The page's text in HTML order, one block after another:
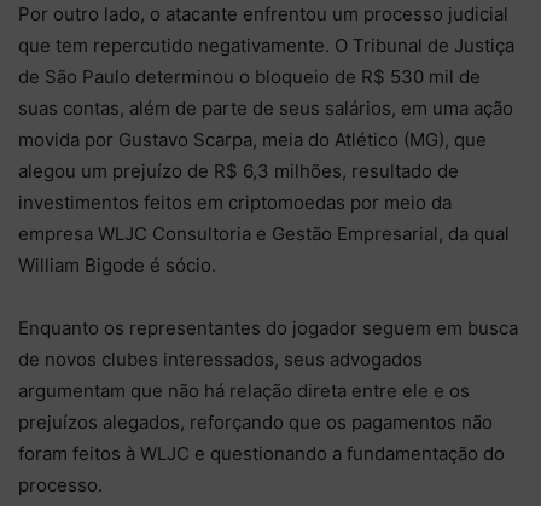
Por outro lado, o atacante enfrentou um processo judicial
que tem repercutido negativamente. O Tribunal de Justiça
de São Paulo determinou o bloqueio de R$ 530 mil de
suas contas, além de parte de seus salários, em uma ação
movida por Gustavo Scarpa, meia do Atlético (MG), que
alegou um prejuízo de R$ 6,3 milhões, resultado de
investimentos feitos em criptomoedas por meio da
empresa WLJC Consultoria e Gestão Empresarial, da qual
William Bigode é sócio.
Enquanto os representantes do jogador seguem em busca
de novos clubes interessados, seus advogados
argumentam que não há relação direta entre ele e os
prejuízos alegados, reforçando que os pagamentos não
foram feitos à WLJC e questionando a fundamentação do
processo.